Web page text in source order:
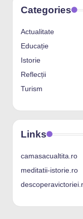
Categories
Actualitate
Educație
Istorie
Reflecții
Turism
Links
camasacualtita.ro
meditatii-istorie.ro